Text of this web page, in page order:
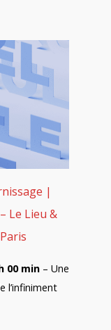
|
Le Lieu &
00 min – Une
l’infiniment